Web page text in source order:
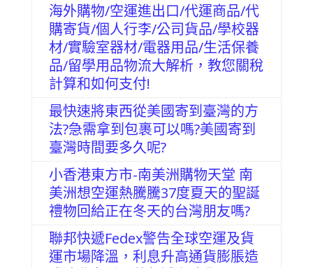
海外購物/空運進出口/代運商品/代
購寄貨/個人行李/公司貨品/學校器
材/實驗室器材/電器用品/生活保養
品/留學用品物流大解析，教您關稅
計算和如何支付!
最快速將東西從美國寄到臺灣的方
法?急需拿到包裹可以嗎?美國寄到
臺灣時間要多久呢?
小香港東方市-南美洲購物天堂 南
美洲想空運熱騰騰37度夏天的聖誕
禮物回給正在冬天的台灣朋友嗎?
聯邦快遞Fedex警告全球空運及貨
運市場降溫，利息升高通貨膨脹造